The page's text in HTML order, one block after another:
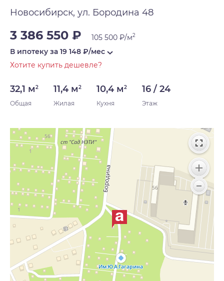
Новосибирск, ул. Бородина 48
3 386 550 ₽ 105 500 ₽/м2
В ипотеку за 19 148 ₽/мес
Хотите купить дешевле?
32,1 м2
Общая
11,4 м2
Жилая
10,4 м2
Кухня
16 / 24
Этаж